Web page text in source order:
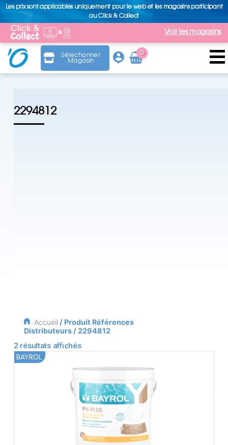
Les prix sont applicables uniquement pour le web et les magasins participant
au Click & Collect
Voir les magasins
Sélectionner
Magasin
0
Arti
cle
2294812
Accueil/ Produit Références
Distributeurs / 2294812
2 résultats affichés
BAYROL